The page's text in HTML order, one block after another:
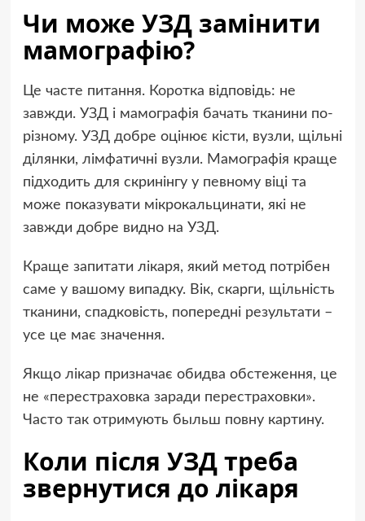
Чи може УЗД замінити
мамографію?
Це часте питання. Коротка відповідь: не
завжди. УЗД і мамографія бачать тканини по-
різному. УЗД добре оцінює кісти, вузли, щільні
ділянки, лімфатичні вузли. Мамографія краще
підходить для скринінгу у певному віці та
може показувати мікрокальцинати, які не
завжди добре видно на УЗД.
Краще запитати лікаря, який метод потрібен
саме у вашому випадку. Вік, скарги, щільність
тканини, спадковість, попередні результати –
усе це має значення.
Якщо лікар призначає обидва обстеження, це
не «перестраховка заради перестраховки».
Часто так отримують быльш повну картину.
Коли після УЗД треба
звернутися до лікаря